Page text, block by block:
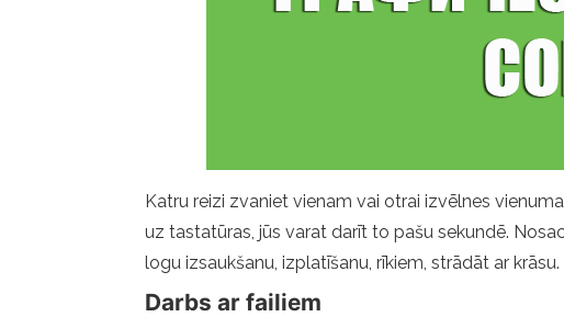
Katru reizi zvaniet vienam vai otrai izvēlnes
uz tastatūras, jūs varat darīt to pašu sekundē.
logu izsaukšanu, izplatīšanu, rīkiem, strādāt ar krāsu.
Darbs ar failiem